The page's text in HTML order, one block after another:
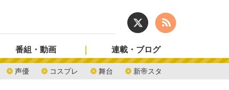
声優 コスプレ 舞台 新帝スタ
番組・動画 連載・ブログ